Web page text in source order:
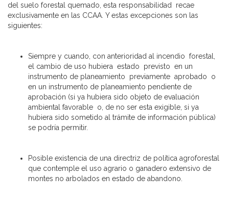
del suelo forestal quemado, esta responsabilidad recae
exclusivamente en las CCAA. Y estas excepciones son las
siguientes:
Siempre y cuando, con anterioridad al incendio forestal,
el cambio de uso hubiera estado previsto en un
instrumento de planeamiento previamente aprobado o
en un instrumento de planeamiento pendiente de
aprobación (si ya hubiera sido objeto de evaluación
ambiental favorable o, de no ser esta exigible, si ya
hubiera sido sometido al trámite de información pública)
se podría permitir.
Posible existencia de una directriz de política agroforestal
que contemple el uso agrario o ganadero extensivo de
montes no arbolados en estado de abandono.